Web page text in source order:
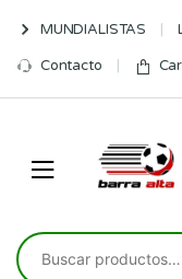
navigation
content
MUNDIALISTAS
Contacto
Buscar
por: